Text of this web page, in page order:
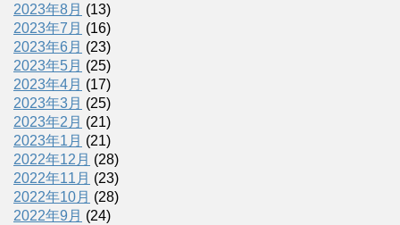
2023年8月 (13)
2023年7月 (16)
2023年6月 (23)
2023年5月 (25)
2023年4月 (17)
2023年3月 (25)
2023年2月 (21)
2023年1月 (21)
2022年12月 (28)
2022年11月 (23)
2022年10月 (28)
2022年9月 (24)